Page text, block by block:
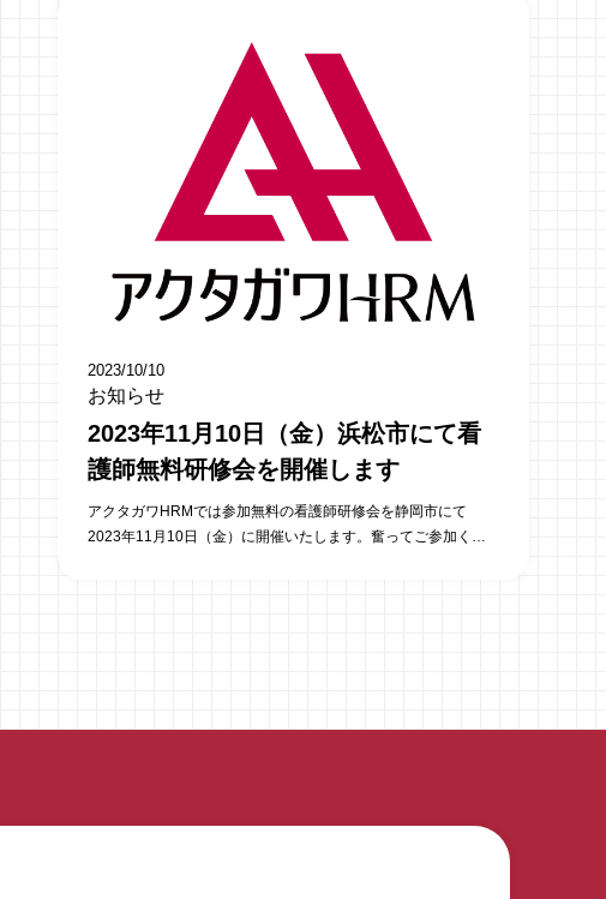
2023/10/10
お知らせ
2023年11月10日（金）浜松市にて看
護師無料研修会を開催します
アクタガワHRMでは参加無料の看護師研修会を静岡市にて
2023年11月10日（金）に開催いたします。奮ってご参加くだ